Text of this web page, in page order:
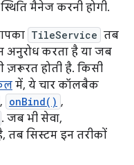
मैनेज करनी होगी.
TileService तब
अनुरोध करता है या जब
होती है. किसी
में, ये चार कॉलबैक
, onBind() ,
. जब भी सेवा,
सिस्टम इन तरीकों